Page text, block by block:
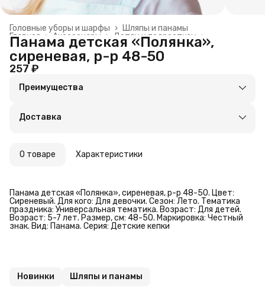
Шляпы и панамы
Головные уборы и шарфы ›
Детям и подросткам ›
Аксессуары ›
Главная ›
Панама детская «Полянка»,
сиреневая, р-р 48-50
257 ₽
Преимущества
Удобный возврат
Доставка
О товаре Характеристики
Панама детская «Полянка», сиреневая, р-р 48-50. Цвет:
Сиреневый. Для кого: Для девочки. Сезон: Лето. Тематика
праздника: Универсальная тематика. Возраст: Для детей.
Возраст: 5-7 лет. Размер, см: 48-50. Маркировка: Честный
знак. Вид: Панама. Серия: Детские кепки
Новинки Шляпы и панамы